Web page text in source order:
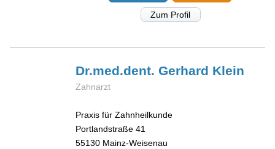
Zum Profil
Dr.med.dent. Gerhard Klein
Zahnarzt
Praxis für Zahnheilkunde
Portlandstraße 41
55130 Mainz-Weisenau